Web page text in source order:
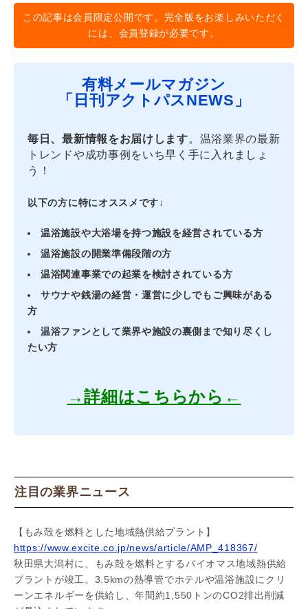
この記事は会員限定公開です。完全版をお楽しみいただく
には、会員登録が必要です。
有料メールマガジン
「日刊アクトパスNEWS」
毎日、最新情報をお届けします。温浴業界の最新
トレンドや成功事例をいち早く手に入れましょ
う！
以下の方に特にオススメです↓
温浴施設や大浴場を持つ施設を経営されている方
温浴施設の開業準備段階の方
温浴関連事業での起業を検討されている方
サウナや銭湯の経営・運営に少しでもご興味がある
方
温浴ファンとして業界や施設の裏側まで知り尽くし
たい方
→詳細はこちらから←
注目の業界ニュース
【もみ殻を燃料とした地域熱供給プラント】
https://www.excite.co.jp/news/article/AMP_418367/
秋田県大潟村に、もみ殻を燃料とするバイオマス地域熱供給
プラントが竣工。3.5kmの熱導管でホテルや温浴施設にクリ
ーンエネルギーを供給し、年間約1,550トンのCO2排出削減